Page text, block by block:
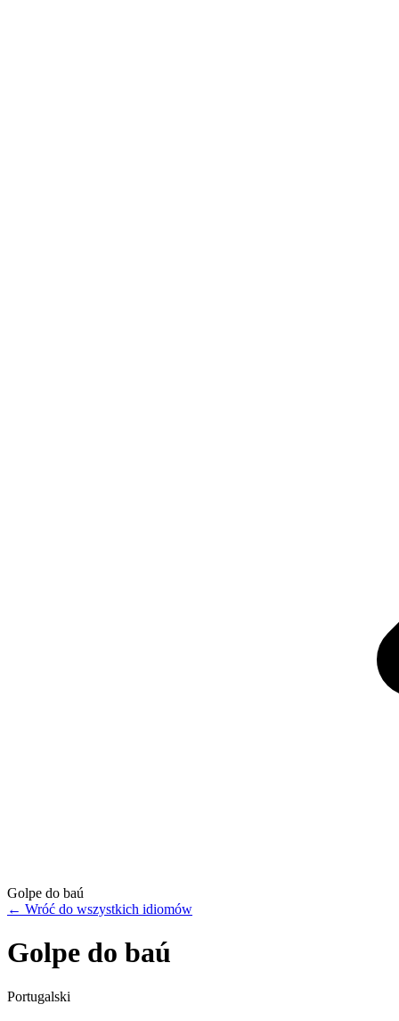
Golpe do baú
← Wróć do wszystkich idiomów
Golpe do baú
Portugalski